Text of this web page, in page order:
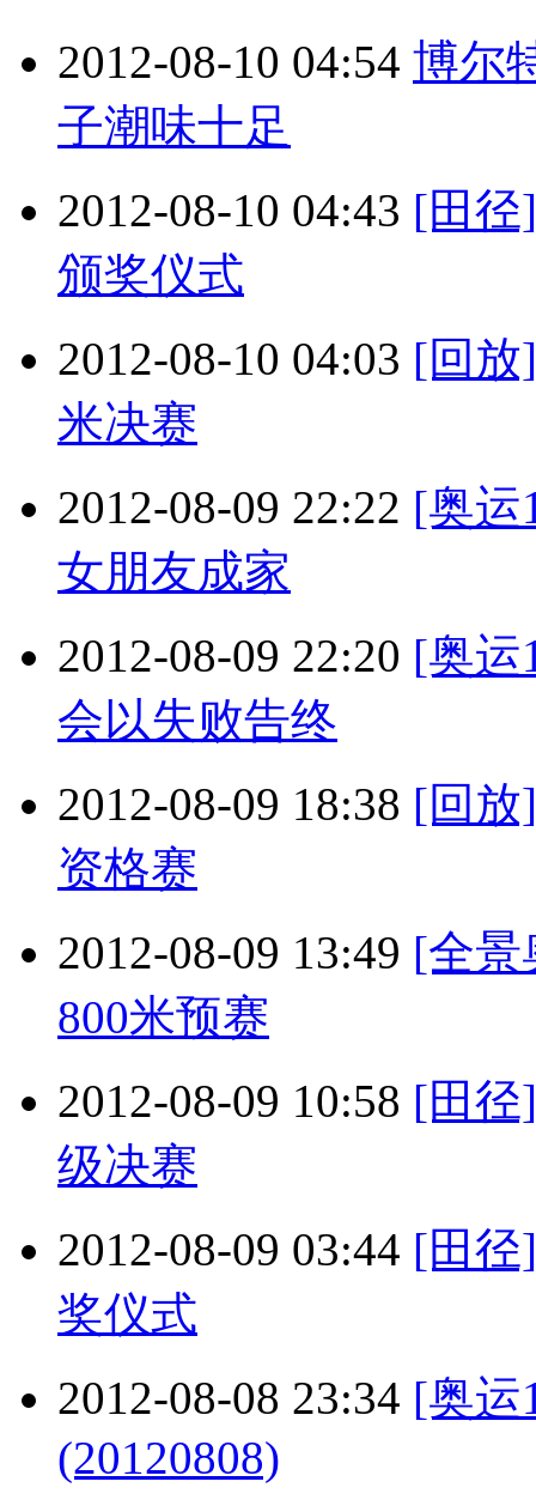
2012-08-10 04:54 博尔
子潮味十足
2012-08-10 04:43 [田径
颁奖仪式
2012-08-10 04:03 [回放
米决赛
2012-08-09 22:22 [奥运
女朋友成家
2012-08-09 22:20 [奥运
会以失败告终
2012-08-09 18:38 [回放
资格赛
2012-08-09 13:49 [全景
800米预赛
2012-08-09 10:58 [田径
级决赛
2012-08-09 03:44 [田径
奖仪式
2012-08-08 23:34 [奥运
(20120808)